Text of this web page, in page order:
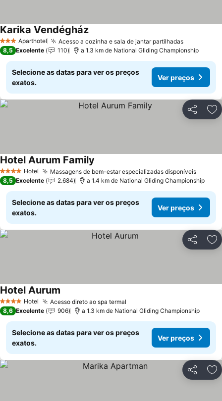
3 EstrelasAparthotel Acesso a cozinha e sala de jantar partilhadasVer
Karika VendégházVer preços
8,5 Excelente 110 a 1.3 km de National Gliding Championship
Selecione as datas para ver os preços
exatos.
Ver preços
Partilhar
4 EstrelasHotel Massagens de bem-estar especializadas disponíveisVer
Hotel Aurum Family
8,5 Excelente 2.684 a 1.4 km de National Gliding Championship
Selecione as datas para ver os preços
exatos.
Ver preços
Partilhar
4 EstrelasHotel Acesso direto ao spa termal
Hotel Aurum
8,6 Excelente 906 a 1.3 km de National Gliding Championship
Selecione as datas para ver os preços
exatos.
Ver preços
Partilhar